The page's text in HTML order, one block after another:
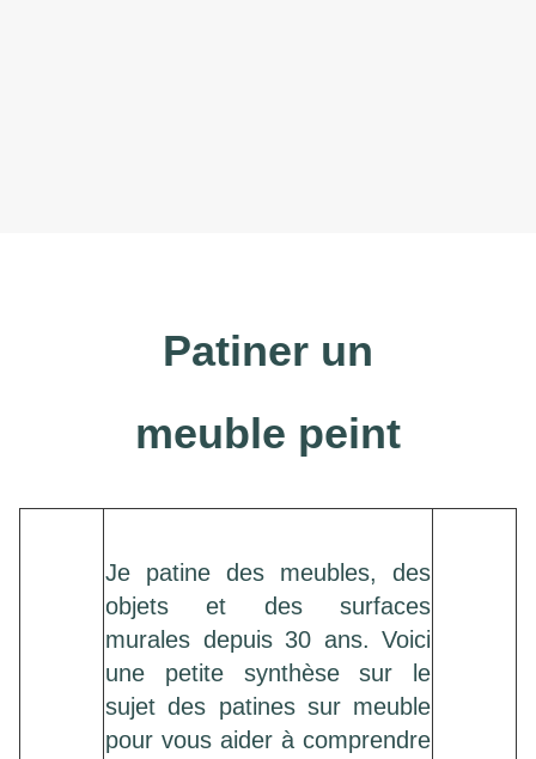
Patiner un
meuble peint
Je patine des meubles, des
objets et des surfaces
murales depuis 30 ans. Voici
une petite synthèse sur le
sujet des patines sur meuble
pour vous aider à comprendre